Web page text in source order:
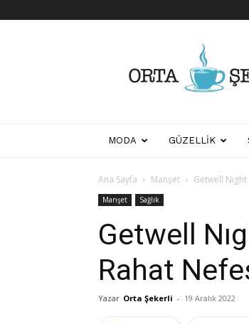
Biraz
Biraz
MODA GÜZELLIK
Ana Sayfa Manşet Getwell
Manşet Sağlık
Getwell
Rahat
Yazar Orta Şekerli - 19 Aralık 2022